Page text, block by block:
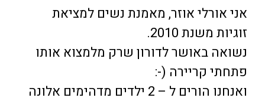
אני אורלי אוזר, מאמנת נשים למציאת
זוגיות משנת 2010.
נשואה באושר לדורון שרק מלמצוא אותו
פתחתי קריירה (-:
ואנחנו הורים ל – 2 ילדים מדהימים אלונה